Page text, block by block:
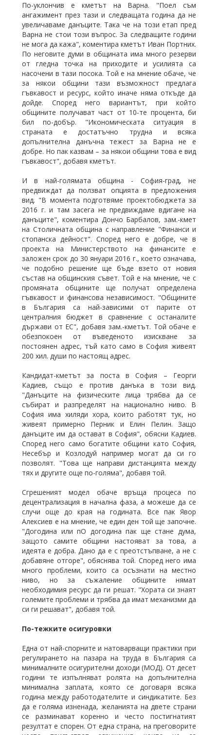
По-уклончив е кметът на Варна. "Поел съм
ангажимент през тази и следващата година да не
увеличаваме данъците. Така че на този етап пред
Варна не стои този въпрос. За следващите години
не мога да кажа", коментира кметът Иван Портних.
По неговите думи в общината има много резерви
от гледна точка на приходите и усилията са
насочени в тази посока. Той е на мнение обаче, че
за някои общини тази възможност предлага
гъвкавост и ресурс, който иначе няма откъде да
дойде. Според него вариантът, при който
общините получават част от 10-те процента, би
бил по-добър. "Икономическата ситуация в
страната е достатъчно трудна и всяка
допълнителна данъчна тежест за Варна не е
добре. Но пак казвам – за някои общини това е вид
гъвкавост", добавя кметът.
И в най-голямата община - София-град, не
предвиждат да ползват опцията в предложения
вид. "В момента подготвяме проектобюджета за
2016 г. и там засега не предвиждаме вдигане на
данъците", коментира Дончо Барбалов, зам.-кмет
на Столичната община с направление "Финанси и
стопанска дейност". Според него е добре, че в
проекта на Министерството на финансите е
заложен срок до 30 януари 2016 г., което означава,
че подобно решение ще бъде взето от новия
състав на общинския съвет. Той е на мнение, че с
промяната общините ще получат определена
гъвкавост и финансова независимост. "Общините
в България са най-зависими от парите от
централния бюджет в сравнение с останалите
държави от ЕС", добавя зам.-кметът. Той обаче е
обезпокоен от въведеното изискване за
постоянен адрес, тъй като само в София живеят
200 хил. души по настоящ адрес.
Кандидат-кметът за поста в София – Георги
Кадиев, също е против данъка в този вид.
"Данъците на физическите лица трябва да се
събират и разпределят на национално ниво. В
София има хиляди хора, които работят тук, но
живеят примерно Перник и Елин Пелин. Защо
данъците им да остават в София", обясни Кадиев.
Според него само богатите общини като София,
Несебър и Козлодуй например могат да си го
позволят. "Това ще направи дистанцията между
тях и другите още по-голяма", добавя той.
Сгрешеният модел обаче връща процеса по
децентрализация в начална фаза, а можеше да се
случи още до края на годината. Все пак Явор
Алексиев е на мнение, че един ден той ще започне.
"Догодина или пО догодина пак ще стане дума,
защото самите общини настояват за това, а
идеята е добра. Дано да е с преотстъпване, а не с
добавяне отгоре", обяснява той. Според него има
много проблеми, които са осъзнати на местно
ниво, но за съжаление общините нямат
необходимия ресурс да ги решат. "Хората си знаят
големите проблеми и трябва да имат механизми да
си ги решават", добавя той.
По-тежките осигуровки
Една от най-спорните и натоварващи практики при
регулирането на пазара на труда в България са
минималните осигурителни доходи (МОД). От десет
години те изпълняват ролята на допълнителна
минимална заплата, която се договаря всяка
година между работодателите и синдикатите. Без
да е голяма изненада, желанията на двете страни
се разминават коренно и често постигнатият
резултат е спорен. От една страна, на преговорите